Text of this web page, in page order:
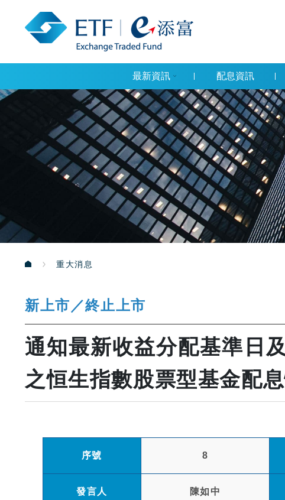
最新資訊 配息資訊
重大消息
新上市／終止上市
通知最新收益分配基準日
之恒生指數股票型基金配
序號 8
發言人 陳如中